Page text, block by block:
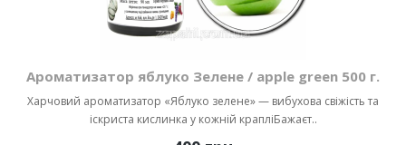
Ароматизатор яблуко Зелене / apple green 500 г.
Харчовий ароматизатор «Яблуко зелене» — вибухова свіжість та
іскриста кислинка у кожній крапліБажаєт..